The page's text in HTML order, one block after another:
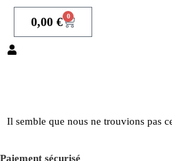
0,00 € 0
Il semble que nous ne trouvions pas
Paiement sécurisé